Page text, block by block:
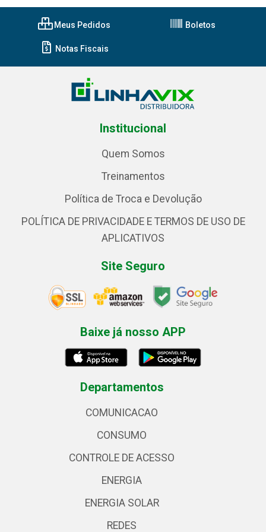
Meus Pedidos Boletos
Notas Fiscais
Institucional
Quem Somos
Treinamentos
Política de Troca e Devolução
POLÍTICA DE PRIVACIDADE E TERMOS DE USO DE
APLICATIVOS
Site Seguro
Baixe já nosso APP
Departamentos
COMUNICACAO
CONSUMO
CONTROLE DE ACESSO
ENERGIA
ENERGIA SOLAR
REDES